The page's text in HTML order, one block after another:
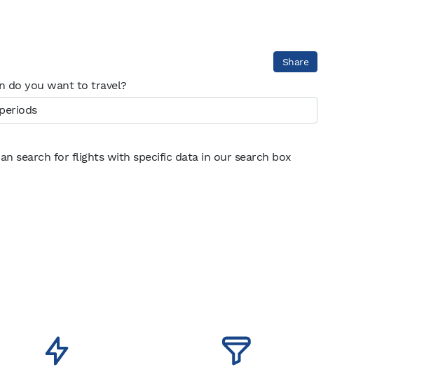
Share
do you want to travel?
search for flights with specific data in our search box